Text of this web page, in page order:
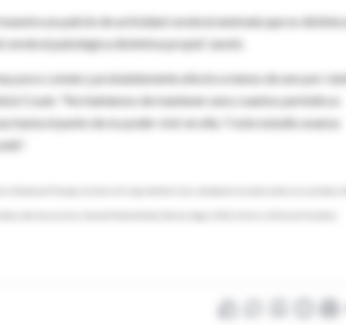
un patrón de actividad cerebral anómala que es distinta
patológica distintiva propia", anotó.
poco común y probablemente afecte a menos de uno por
Coyle. "No hablamos de mantener unos cuantos periódicos
hasta el punto de no poder vivir en ella. Y este estudio avanza